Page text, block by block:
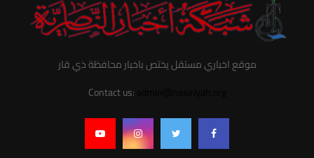
موقع اخباري مستقل يختص باخبار محافظة ذي قار
Contact us: